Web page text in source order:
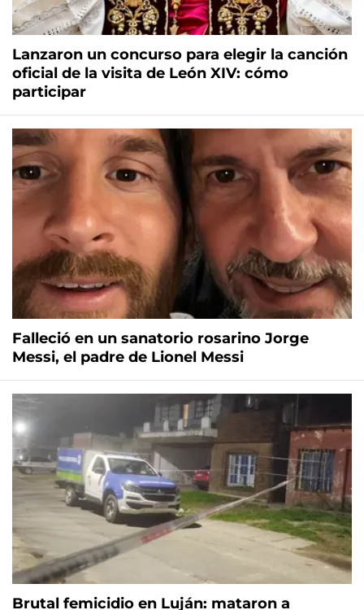
Lanzaron un concurso para elegir la canción
oficial de la visita de León XIV: cómo
participar
Falleció en un sanatorio rosarino Jorge
Messi, el padre de Lionel Messi
Brutal femicidio en Luján: mataron a